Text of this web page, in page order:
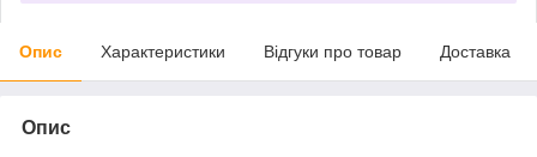
Опис Характеристики Відгуки про товар Доставка
Опис